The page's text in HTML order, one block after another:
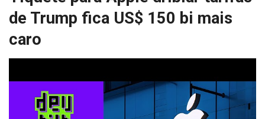
de Trump fica US$ 150 bi mais
caro